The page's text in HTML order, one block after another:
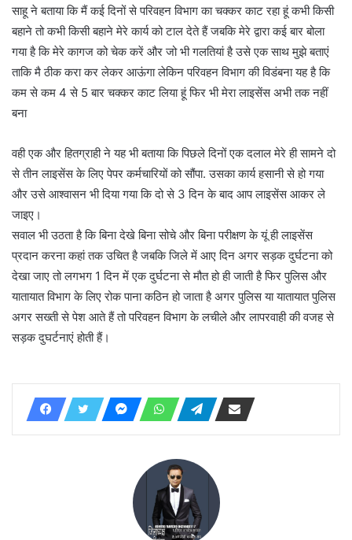
साहू ने बताया कि मैं कई दिनों से परिवहन विभाग का चक्कर काट रहा हूं कभी किसी
बहाने तो कभी किसी बहाने मेरे कार्य को टाल देते हैं जबकि मेरे द्वारा कई बार बोला
गया है कि मेरे कागज को चेक करें और जो भी गलतियां है उसे एक साथ मुझे बताएं
ताकि मै ठीक करा कर लेकर आऊंगा लेकिन परिवहन विभाग की विडंबना यह है कि
कम से कम 4 से 5 बार चक्कर काट लिया हूं फिर भी मेरा लाइसेंस अभी तक नहीं
बना
वही एक और हितग्राही ने यह भी बताया कि पिछले दिनों एक दलाल मेरे ही सामने दो
से तीन लाइसेंस के लिए पेपर कर्मचारियों को सौंपा. उसका कार्य हसानी से हो गया
और उसे आश्वासन भी दिया गया कि दो से 3 दिन के बाद आप लाइसेंस आकर ले
जाइए।
सवाल भी उठता है कि बिना देखे बिना सोचे और बिना परीक्षण के यूं ही लाइसेंस
प्रदान करना कहां तक उचित है जबकि जिले में आए दिन अगर सड़क दुर्घटना को
देखा जाए तो लगभग 1 दिन में एक दुर्घटना से मौत हो ही जाती है फिर पुलिस और
यातायात विभाग के लिए रोक पाना कठिन हो जाता है अगर पुलिस या यातायात पुलिस
अगर सख्ती से पेश आते हैं तो परिवहन विभाग के लचीले और लापरवाही की वजह से
सड़क दुघर्टनाएं होती हैं।